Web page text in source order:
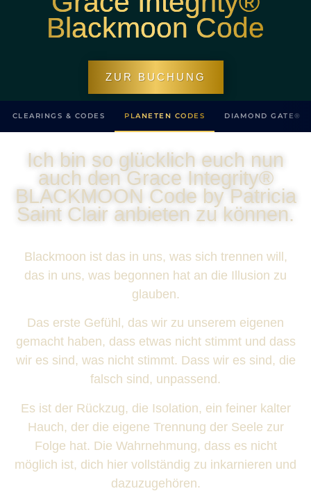
Blackmoon Code
ZUR BUCHUNG
CLEARINGS & CODES PLANETEN CODES DIAMOND GATE®
Ich bin so glücklich euch nun
auch den Grace Integrity®
BLACKMOON Code by Patricia
Saint Clair anbieten zu können.
Blackmoon ist das in uns, was sich trennen will,
das in uns, was begonnen hat an die Illusion zu
glauben.
Das erste Gefühl, das wir zu unserem eigenen
gemacht haben, dass etwas nicht stimmt und dass
wir es sind, was nicht stimmt. Dass wir es sind, die
falsch sind, unpassend.
Es ist der Rückzug, die Isolation, ein feiner kalter
Hauch, der die eigene Trennung der Seele zur
Folge hat. Die Wahrnehmung, dass es nicht
möglich ist, dich hier vollständig zu inkarnieren und
dazuzugehören.